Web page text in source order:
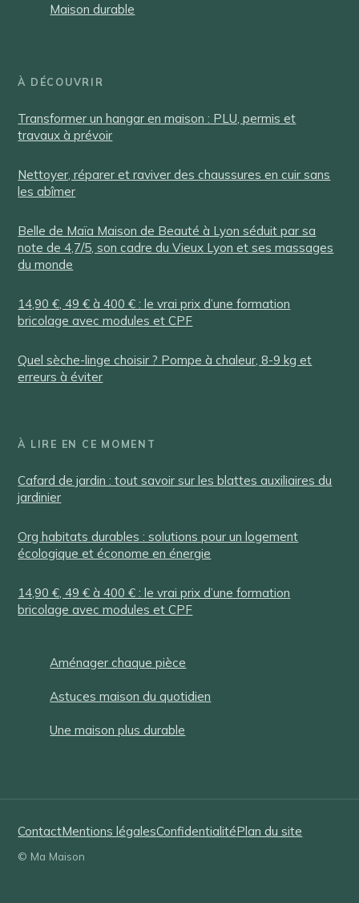
Maison durable
À DÉCOUVRIR
Transformer un hangar en maison : PLU, permis et
travaux à prévoir
Nettoyer, réparer et raviver des chaussures en cuir sans
les abîmer
Belle de Maïa Maison de Beauté à Lyon séduit par sa
note de 4,7/5, son cadre du Vieux Lyon et ses massages
du monde
14,90 €, 49 € à 400 € : le vrai prix d’une formation
bricolage avec modules et CPF
Quel sèche-linge choisir ? Pompe à chaleur, 8-9 kg et
erreurs à éviter
À LIRE EN CE MOMENT
Cafard de jardin : tout savoir sur les blattes auxiliaires du
jardinier
Org habitats durables : solutions pour un logement
écologique et économe en énergie
14,90 €, 49 € à 400 € : le vrai prix d’une formation
bricolage avec modules et CPF
Aménager chaque pièce
Astuces maison du quotidien
Une maison plus durable
ContactMentions légalesConfidentialitéPlan du site
© Ma Maison